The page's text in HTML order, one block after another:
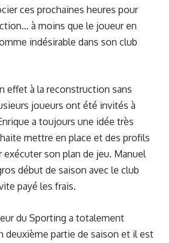
ces prochaines heures pour
à moins que le joueur en
indésirable dans son club
effet à la reconstruction sans
joueurs ont été invités à
a toujours une idée très
mettre en place et des profils
son plan de jeu. Manuel
début de saison avec le club
payé les frais.
du Sporting a totalement
deuxième partie de saison et il est